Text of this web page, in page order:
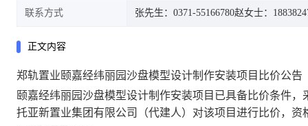
联系方式 张先生：0371-55166780赵女士：
正文内容
郑轨置业颐嘉经纬丽园沙盘模型设计制作安装项目比价公告
颐嘉经纬丽园沙盘模型设计制作安装项目 已具备比价条件，
托亚新置业集团有限公司（代建人） 对该项目进行比价，资